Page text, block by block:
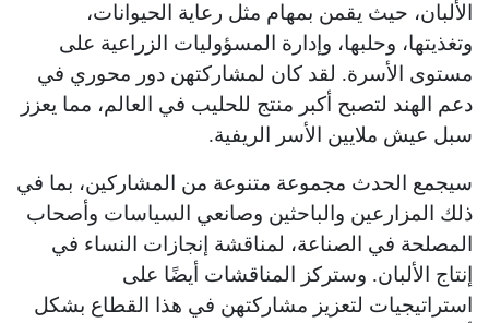
الألبان، حيث يقمن بمهام مثل رعاية الحيوانات،
وتغذيتها، وحلبها، وإدارة المسؤوليات الزراعية على
مستوى الأسرة. لقد كان لمشاركتهن دور محوري في
دعم الهند لتصبح أكبر منتج للحليب في العالم، مما يعزز
سبل عيش ملايين الأسر الريفية.
سيجمع الحدث مجموعة متنوعة من المشاركين، بما في
ذلك المزارعين والباحثين وصانعي السياسات وأصحاب
المصلحة في الصناعة، لمناقشة إنجازات النساء في
إنتاج الألبان. وستركز المناقشات أيضًا على
استراتيجيات لتعزيز مشاركتهن في هذا القطاع بشكل